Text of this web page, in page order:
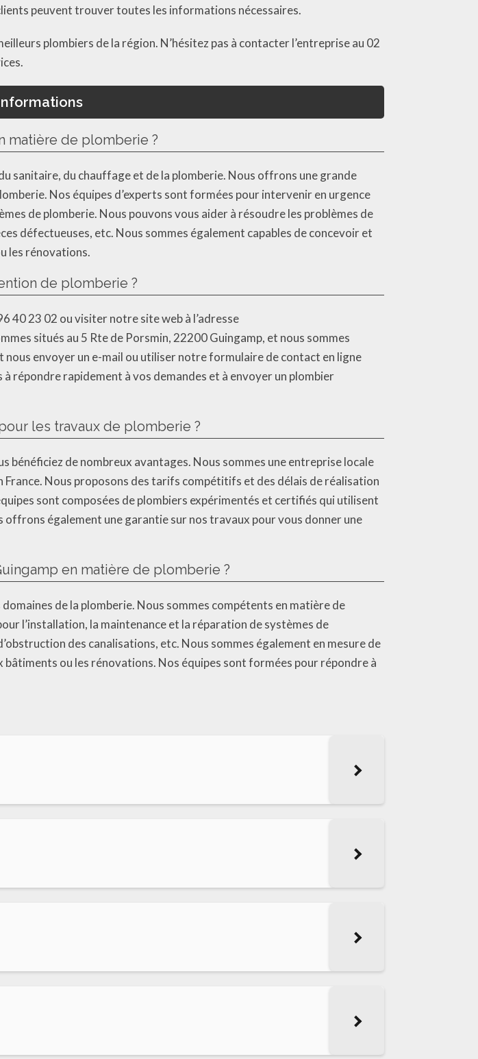
peuvent trouver toutes les informations nécessaires.
plombiers de la région. N’hésitez pas à contacter l’entreprise au 02
matière de plomberie ?
sanitaire, du chauffage et de la plomberie. Nous offrons une grande
Nos équipes d’experts sont formées pour intervenir en urgence
de plomberie. Nous pouvons vous aider à résoudre les problèmes de
défectueuses, etc. Nous sommes également capables de concevoir et
les rénovations.
de plomberie ?
40 23 02 ou visiter notre site web à l’adresse
situés au 5 Rte de Porsmin, 22200 Guingamp, et nous sommes
envoyer un e-mail ou utiliser notre formulaire de contact en ligne
répondre rapidement à vos demandes et à envoyer un plombier
les travaux de plomberie ?
bénéficiez de nombreux avantages. Nous sommes une entreprise locale
Nous proposons des tarifs compétitifs et des délais de réalisation
sont composées de plombiers expérimentés et certifiés qui utilisent
également une garantie sur nos travaux pour vous donner une
en matière de plomberie ?
de la plomberie. Nous sommes compétents en matière de
l’installation, la maintenance et la réparation de systèmes de
des canalisations, etc. Nous sommes également en mesure de
ou les rénovations. Nos équipes sont formées pour répondre à